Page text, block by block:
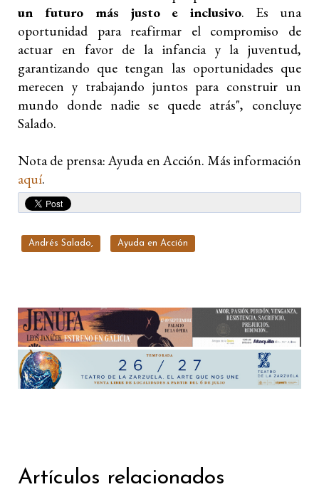
un futuro más justo e inclusivo. Es una
oportunidad para reafirmar el compromiso de
actuar en favor de la infancia y la juventud,
garantizando que tengan las oportunidades que
merecen y trabajando juntos para construir un
mundo donde nadie se quede atrás", concluye
Salado.
Nota de prensa: Ayuda en Acción. Más información
aquí.
Andrés Salado, Ayuda en Acción
Artículos relacionados